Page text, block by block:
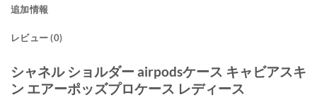
追加情報
レビュー (0)
シャネル ショルダー airpodsケース キャビアスキ
ン エアーポッズプロケース レディース